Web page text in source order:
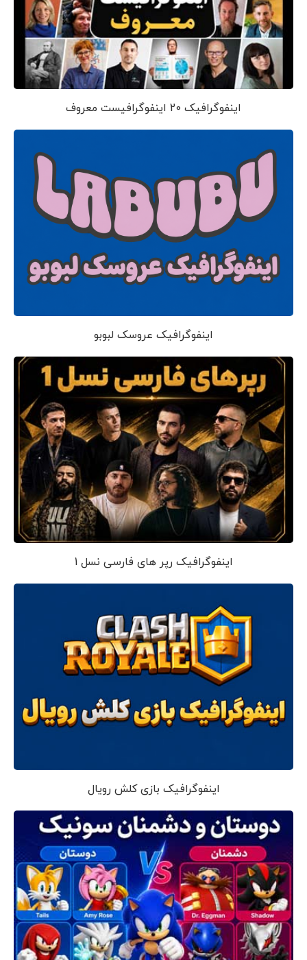
اینفوگرافیک 20 اینفوگرافیست معروف
اینفوگرافیک عروسک لبوبو
اینفوگرافیک رپر های فارسی نسل 1
اینفوگرافیک بازی کلش رویال